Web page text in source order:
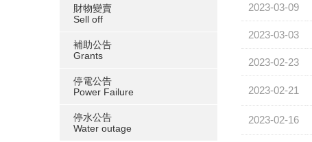
財物變賣
Sell ​​off
補助公告
Grants
停電公告
Power Failure
停水公告
Water outage
2023-03-09
2023-03-03
2023-02-23
2023-02-21
2023-02-16